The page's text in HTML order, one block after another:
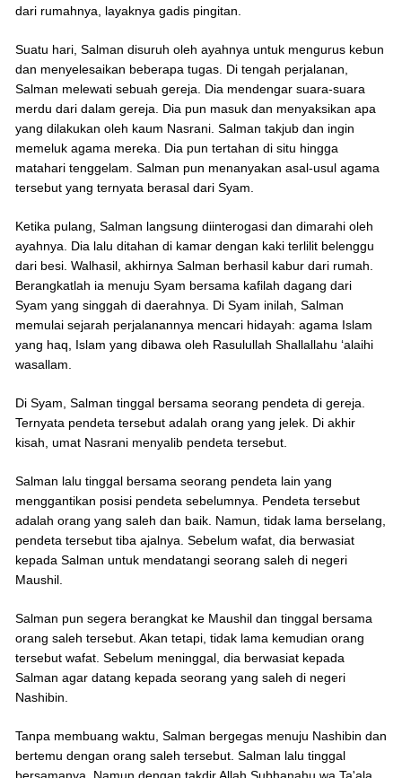
dari rumahnya, layaknya gadis pingitan.
Suatu hari, Salman disuruh oleh ayahnya untuk mengurus kebun
dan menyelesaikan beberapa tugas. Di tengah perjalanan,
Salman melewati sebuah gereja. Dia mendengar suara-suara
merdu dari dalam gereja. Dia pun masuk dan menyaksikan apa
yang dilakukan oleh kaum Nasrani. Salman takjub dan ingin
memeluk agama mereka. Dia pun tertahan di situ hingga
matahari tenggelam. Salman pun menanyakan asal-usul agama
tersebut yang ternyata berasal dari Syam.
Ketika pulang, Salman langsung diinterogasi dan dimarahi oleh
ayahnya. Dia lalu ditahan di kamar dengan kaki terlilit belenggu
dari besi. Walhasil, akhirnya Salman berhasil kabur dari rumah.
Berangkatlah ia menuju Syam bersama kafilah dagang dari
Syam yang singgah di daerahnya. Di Syam inilah, Salman
memulai sejarah perjalanannya mencari hidayah: agama Islam
yang haq, Islam yang dibawa oleh Rasulullah Shallallahu ‘alaihi
wasallam.
Di Syam, Salman tinggal bersama seorang pendeta di gereja.
Ternyata pendeta tersebut adalah orang yang jelek. Di akhir
kisah, umat Nasrani menyalib pendeta tersebut.
Salman lalu tinggal bersama seorang pendeta lain yang
menggantikan posisi pendeta sebelumnya. Pendeta tersebut
adalah orang yang saleh dan baik. Namun, tidak lama berselang,
pendeta tersebut tiba ajalnya. Sebelum wafat, dia berwasiat
kepada Salman untuk mendatangi seorang saleh di negeri
Maushil.
Salman pun segera berangkat ke Maushil dan tinggal bersama
orang saleh tersebut. Akan tetapi, tidak lama kemudian orang
tersebut wafat. Sebelum meninggal, dia berwasiat kepada
Salman agar datang kepada seorang yang saleh di negeri
Nashibin.
Tanpa membuang waktu, Salman bergegas menuju Nashibin dan
bertemu dengan orang saleh tersebut. Salman lalu tinggal